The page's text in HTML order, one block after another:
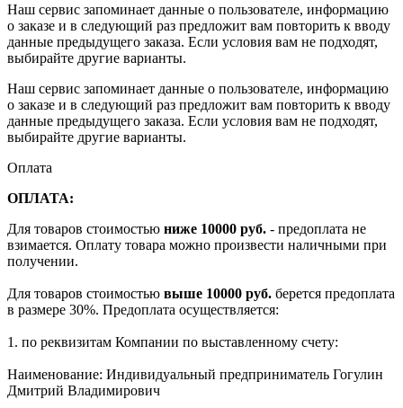
Наш сервис запоминает данные о пользователе, информацию
о заказе и в следующий раз предложит вам повторить к вводу
данные предыдущего заказа. Если условия вам не подходят,
выбирайте другие варианты.
Наш сервис запоминает данные о пользователе, информацию
о заказе и в следующий раз предложит вам повторить к вводу
данные предыдущего заказа. Если условия вам не подходят,
выбирайте другие варианты.
Оплата
ОПЛАТА:
Для товаров стоимостью ниже 10000 руб. - предоплата не
взимается. Оплату товара можно произвести наличными при
получении.
Для товаров стоимостью выше 10000 руб. берется предоплата
в размере 30%. Предоплата осуществляется:
1. по реквизитам Компании по выставленному счету:
Наименование: Индивидуальный предприниматель Гогулин
Дмитрий Владимирович